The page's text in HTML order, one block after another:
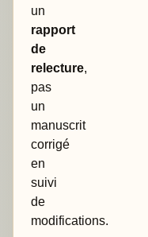
un
rapport
de
relecture,
pas
un
manuscrit
corrigé
en
suivi
de
modifications.